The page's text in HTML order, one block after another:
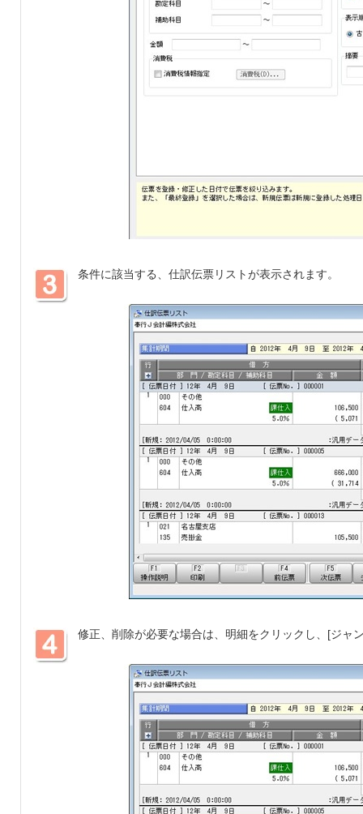
条件に該当する、仕訳伝票リストが表示されます。
修正、削除が必要な場合は、明細をクリックし、[ジャ